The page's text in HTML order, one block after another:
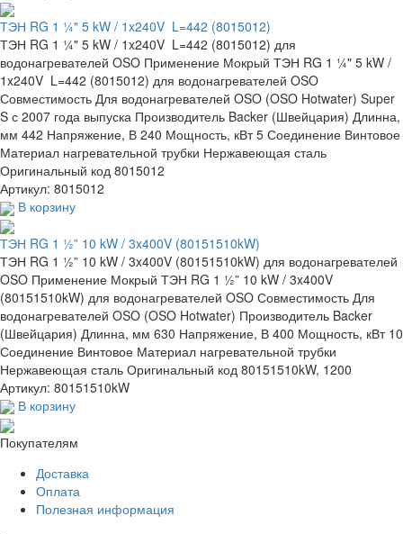
ТЭН RG 1 ¼" 5 kW / 1x240V L=442 (8015012)
ТЭН RG 1 ¼" 5 kW / 1x240V L=442 (8015012) для
водонагревателей OSO Применение Мокрый ТЭН RG 1 ¼" 5 kW /
1x240V L=442 (8015012) для водонагревателей OSO
Совместимость Для водонагревателей OSO (OSO Hotwater) Super
S с 2007 года выпуска Производитель Backer (Швейцария) Длинна,
мм 442 Напряжение, В 240 Мощность, кВт 5 Соединение Винтовое
Материал нагревательной трубки Нержавеющая сталь
Оригинальный код 8015012
Артикул: 8015012
В корзину
ТЭН RG 1 ½” 10 kW / 3x400V (80151510kW)
ТЭН RG 1 ½” 10 kW / 3x400V (80151510kW) для водонагревателей
OSO Применение Мокрый ТЭН RG 1 ½” 10 kW / 3x400V
(80151510kW) для водонагревателей OSO Совместимость Для
водонагревателей OSO (OSO Hotwater) Производитель Backer
(Швейцария) Длинна, мм 630 Напряжение, В 400 Мощность, кВт 10
Соединение Винтовое Материал нагревательной трубки
Нержавеющая сталь Оригинальный код 80151510kW, 1200
Артикул: 80151510kW
В корзину
Покупателям
Доставка
Оплата
Полезная информация